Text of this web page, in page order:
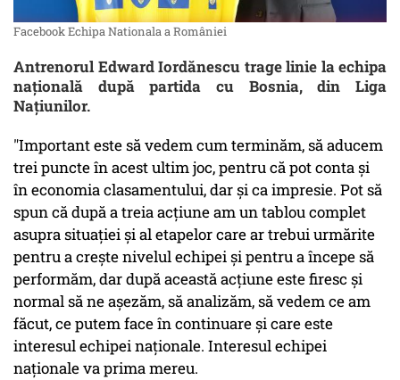
Facebook Echipa Nationala a României
Antrenorul Edward Iordănescu trage linie la echipa
naţională după partida cu Bosnia, din Liga
Naţiunilor.
"Important este să vedem cum terminăm, să aducem
trei puncte în acest ultim joc, pentru că pot conta şi
în economia clasamentului, dar şi ca impresie. Pot să
spun că după a treia acţiune am un tablou complet
asupra situaţiei şi al etapelor care ar trebui urmărite
pentru a creşte nivelul echipei şi pentru a începe să
performăm, dar după această acţiune este firesc şi
normal să ne aşezăm, să analizăm, să vedem ce am
făcut, ce putem face în continuare şi care este
interesul echipei naţionale. Interesul echipei
naţionale va prima mereu.